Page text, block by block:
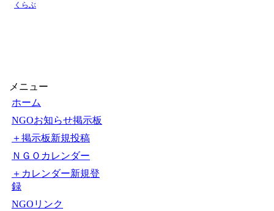
くらぶ
メニュー
ホーム
NGOお知らせ掲示板
＋掲示板新規投稿
ＮＧＯカレンダー
＋カレンダー新規登
録
NGOリンク